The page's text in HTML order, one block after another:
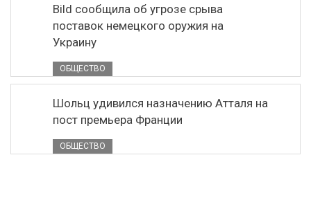
Bild сообщила об угрозе срыва
поставок немецкого оружия на
Украину
ОБЩЕСТВО
Шольц удивился назначению Атталя на
пост премьера Франции
ОБЩЕСТВО